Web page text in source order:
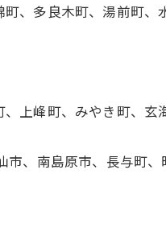
、多良木町、湯前町、
上峰町、みやき町、玄
、南島原市、長与町、